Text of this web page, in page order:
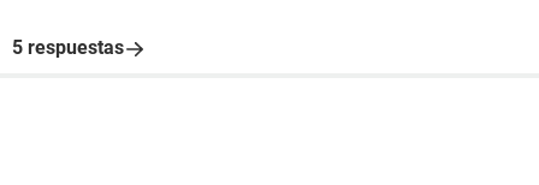
5 respuestas